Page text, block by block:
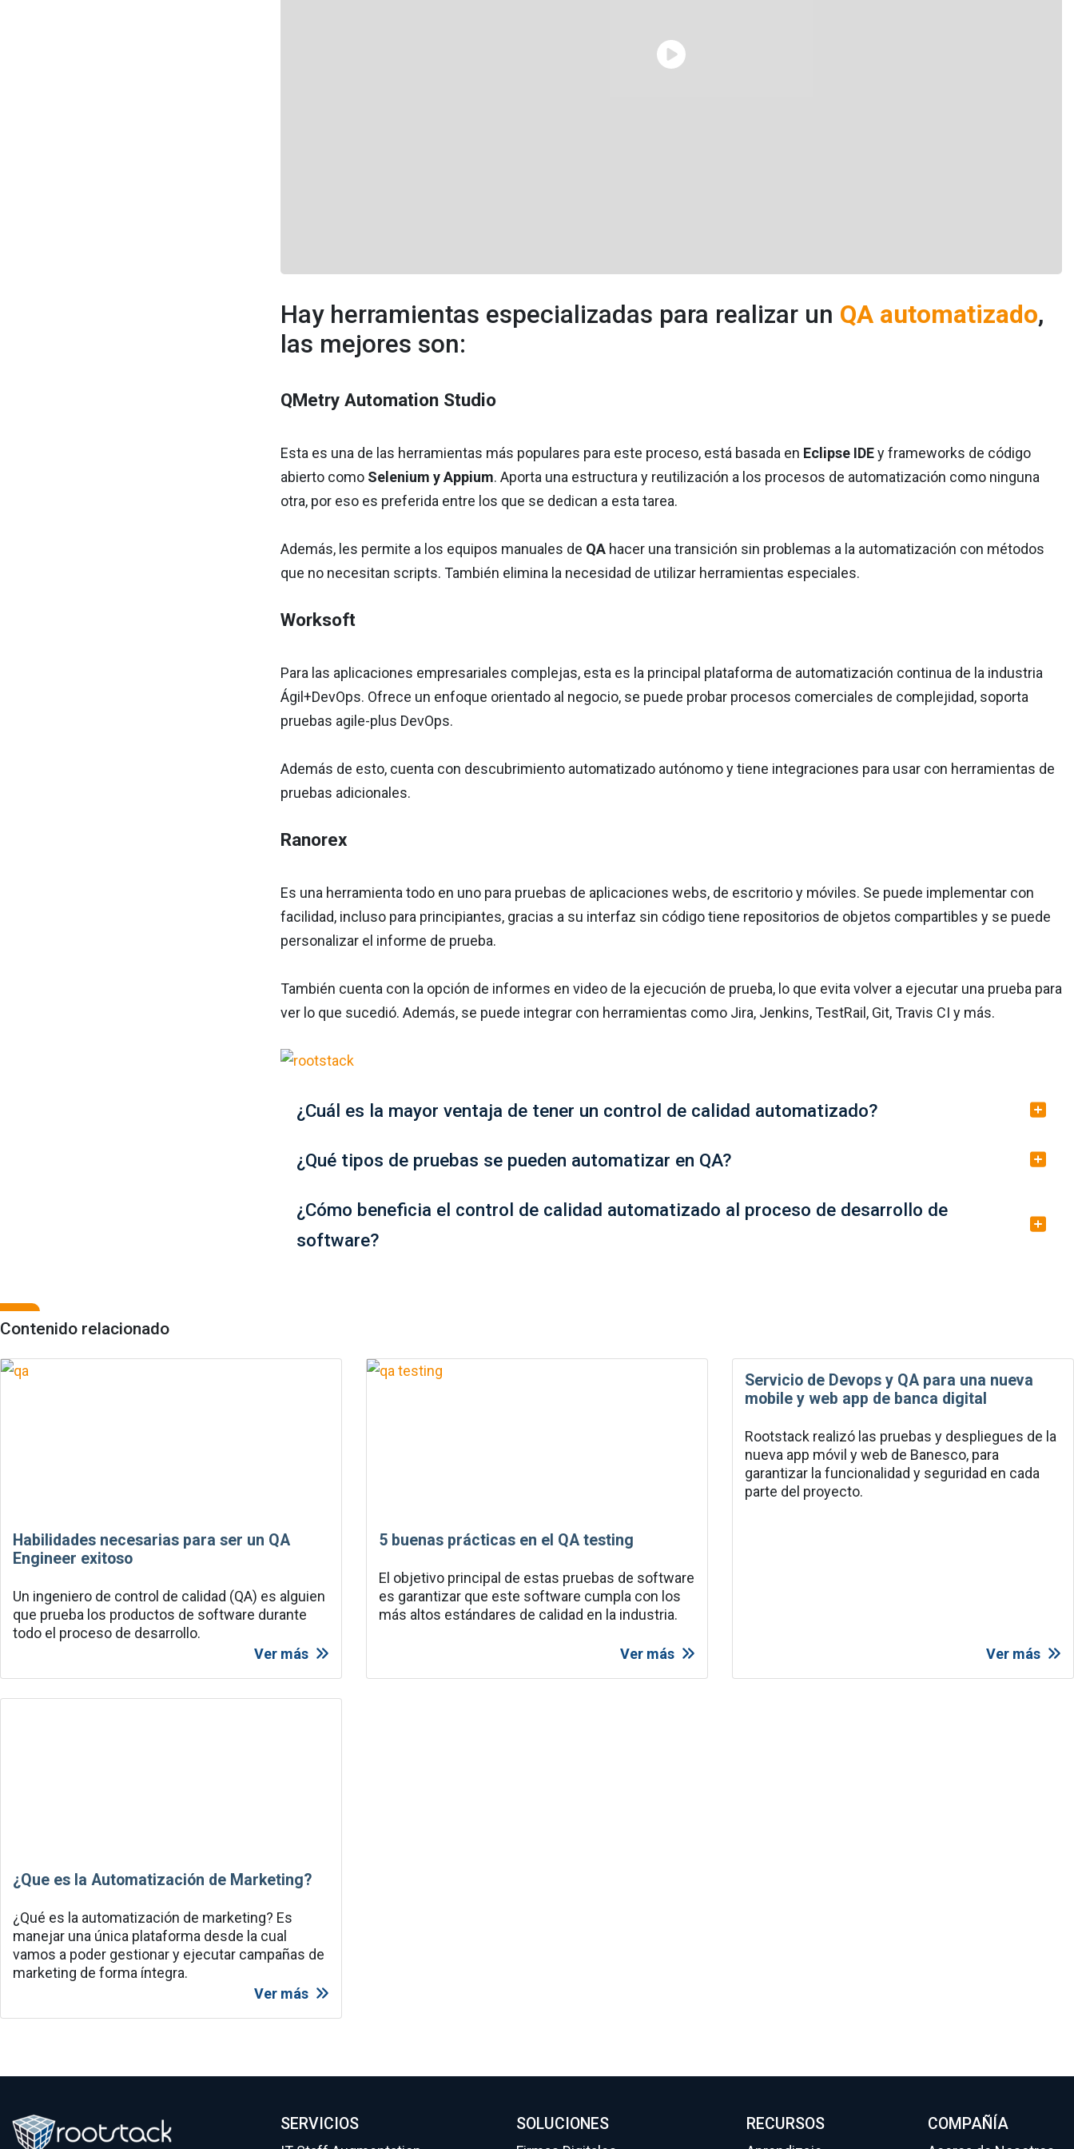
Hay herramientas especializadas para realizar un QA automatizado,
las mejores son:
QMetry Automation Studio
Esta es una de las herramientas más populares para este proceso, está basada en Eclipse IDEy frameworks de código
abierto como Selenium y Appium. Aporta una estructura y reutilización a los procesos de automatización como ninguna
otra, por eso es preferida entre los que se dedican a esta tarea.
Además, les permite a los equipos manuales de QA hacer una transición sin problemas a la automatización con métodos
que no necesitan scripts. También elimina la necesidad de utilizar herramientas especiales.
Worksoft
Para las aplicaciones empresariales complejas, esta es la principal plataforma de automatización continua de la industria
Ágil+DevOps. Ofrece un enfoque orientado al negocio, se puede probar procesos comerciales de complejidad, soporta
pruebas agile-plus DevOps.
Además de esto, cuenta con descubrimiento automatizado autónomo y tiene integraciones para usar con herramientas de
pruebas adicionales.
Ranorex
Es una herramienta todo en uno para pruebas de aplicaciones webs, de escritorio y móviles. Se puede implementar con
facilidad, incluso para principiantes, gracias a su interfaz sin código tiene repositorios de objetos compartibles y se puede
personalizar el informe de prueba.
También cuenta con la opción de informes en video de la ejecución de prueba, lo que evita volver a ejecutar una prueba para
ver lo que sucedió. Además, se puede integrar con herramientas como Jira, Jenkins, TestRail, Git, Travis CI y más.
¿Cuál es la mayor ventaja de tener un control de calidad automatizado?
¿Qué tipos de pruebas se pueden automatizar en QA?
¿Cómo beneficia el control de calidad automatizado al proceso de desarrollo de
software?
Contenido relacionado
Habilidades necesarias para ser un QA
Engineer exitoso
Un ingeniero de control de calidad (QA) es alguien
que prueba los productos de software durante
todo el proceso de desarrollo.
Ver más
5 buenas prácticas en el QA testing
El objetivo principal de estas pruebas de software
es garantizar que este software cumpla con los
más altos estándares de calidad en la industria.
Ver más
Servicio de Devops y QA para una nueva
mobile y web app de banca digital
Rootstack realizó las pruebas y despliegues de la
nueva app móvil y web de Banesco, para
garantizar la funcionalidad y seguridad en cada
parte del proyecto.
Ver más
¿Que es la Automatización de Marketing?
¿Qué es la automatización de marketing? Es
manejar una única plataforma desde la cual
vamos a poder gestionar y ejecutar campañas de
marketing de forma íntegra.
Ver más
SERVICIOS SOLUCIONES RECURSOS COMPAÑÍA